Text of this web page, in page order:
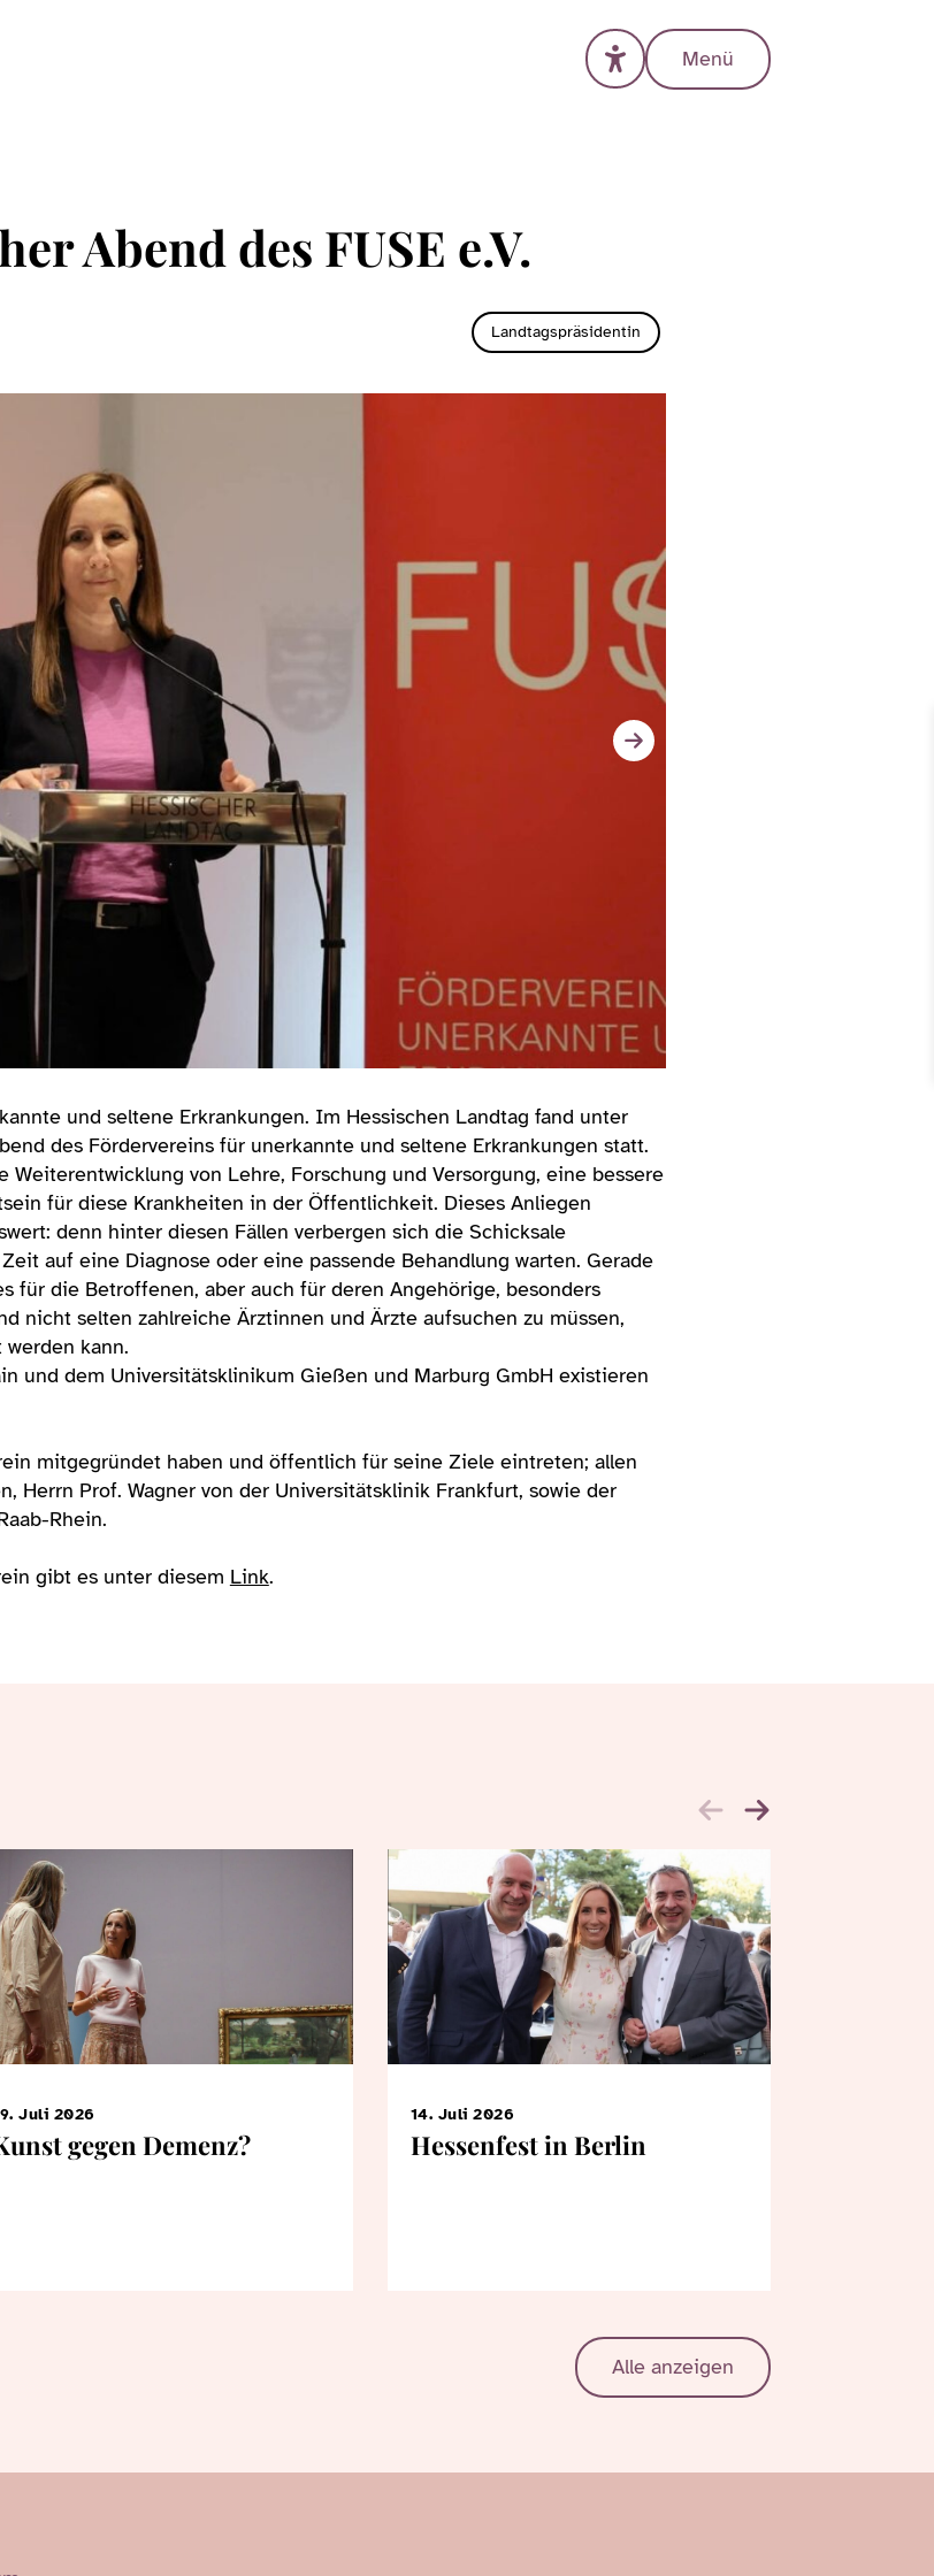
Menü
Abend des FUSE e.V.
Landtagspräsidentin
und seltene Erkrankungen. Im Hessischen Landtag fand unter
des Fördervereins für unerkannte und seltene Erkrankungen statt.
Weiterentwicklung von Lehre, Forschung und Versorgung, eine bessere
für diese Krankheiten in der Öffentlichkeit. Dieses Anliegen
denn hinter diesen Fällen verbergen sich die Schicksale
auf eine Diagnose oder eine passende Behandlung warten. Gerade
für die Betroffenen, aber auch für deren Angehörige, besonders
nicht selten zahlreiche Ärztinnen und Ärzte aufsuchen zu müssen,
kann.
und dem Universitätsklinikum Gießen und Marburg GmbH existieren
mitgegründet haben und öffentlich für seine Ziele eintreten; allen
Herrn Prof. Wagner von der Universitätsklinik Frankfurt, sowie der
Rhein.
gibt es unter diesem Link.
Juli 2026
gegen Demenz?
14. Juli 2026
Hessenfest in Berlin
Alle anzeigen